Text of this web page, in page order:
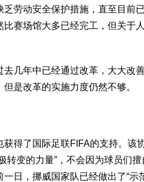
劳动安全保护措施，直至目前
赛场馆大多已经完工，但关于
几年中已经通过改革，大大改
是改革的实施力度仍然不够。
了国际足联FIFA的支持。该
转变的力量”，不会因为球员们
日，挪威国家队已经做出了“示